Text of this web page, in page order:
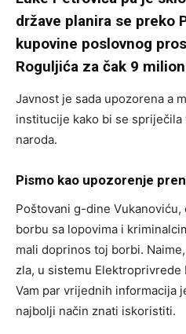
države planira se preko
kupovine poslovnog
Roguljića za čak 9
Javnost je sada upozorena a
institucije kako bi se spriječila
naroda.
Pismo kao upozorenje
Poštovani g-dine
borbu sa lopovima i
mali doprinos toj borbi.
zla, u sistemu Elektroprivrede
Vam par vrijednih informacija
najbolji način znati iskoristiti.